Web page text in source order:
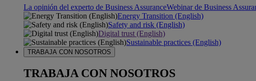
La opinión del experto de Business AssuranceWebinar de Business
Energy Transition (English)
Safety and risk (English)
Digital trust (English)
Sustainable practices (English)
TRABAJA CON NOSOTROS
TRABAJA CON NOSOTROS